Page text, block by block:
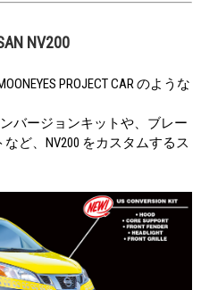
NV200
PROJECT CAR のような
ンバージョンキットや、ブレー
など、NV200 をカスタムするス